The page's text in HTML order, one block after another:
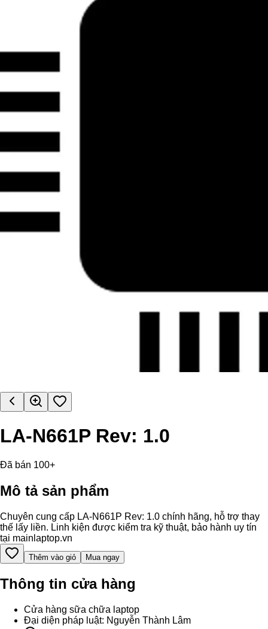
LA-N661P Rev: 1.0
Đã bán 100+
Mô tả sản phẩm
Chuyên cung cấp LA-N661P Rev: 1.0 chính hãng, hỗ trợ thay
thế lấy liền. Linh kiện được kiểm tra kỹ thuật, bảo hành uy tín
tại mainlaptop.vn
Thêm vào giỏ Mua ngay
Thông tin cửa hàng
Cửa hàng sữa chữa laptop
Đại diện pháp luật: Nguyễn Thành Lâm